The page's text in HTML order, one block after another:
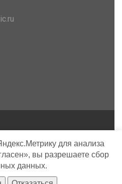
для анализа
вы разрешаете сбор
данных.
AMRhub, 2026